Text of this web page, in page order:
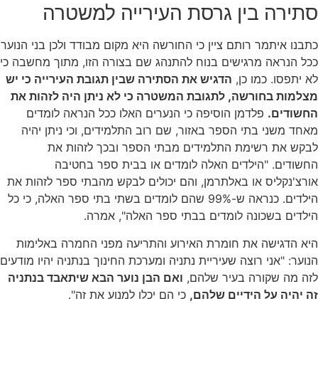
סתירה בין גרסת העירייה למשטרה
כתבנו איתמר רותם ציין כי החורשה היא מקום מבודד ולכן בני הנוער
ככל הנראה מרגישים בנוח להתנהג שם בצורה הזו, מתוך מחשבה כי
לא יתפסו. כמו כן, הדגיש את הסתירה שבין תגובת העירייה כי יש
מצלמות בחורשה, לתגובת המשטרה כי לא ניתן היה לזהות את
החשודים. פלדמן הוסיפה כי הנערים האלו ככל הנראה לומדים
מאחד משני בתי הספר באזור, שם רוב התלמידים, וכי ניתן יהיה
לבקש את רשימת התלמידים מבתי הספר ובכך לזהות את
החשודים. "הילדים האלה לומדים או בבית ספר בחטיבה
אורצ'נקליס או באלתרמן, והם יכולים לבקש מהבתי ספר לזהות את
הילדים. כנראה ש-99% שהם לומדים בשתי בתי ספר האלה, כי כל
הילדים בשכונה לומדים בבתי ספר האלה", אמרה.
היא הדגישה את חומרת האירוע והתריעה מפני החמרה באלימות
הנוער: "אני רוצה שעיריית נתניה ומערכת החינוך בנתניה יהיו מודעים
לזה מה שקורה בעיר שלהם, ואם הבן נוער הבא שיתאבד בנתניה
זה יהיה על הידיים שלהם, כי הם יכלו למנוע את זה".